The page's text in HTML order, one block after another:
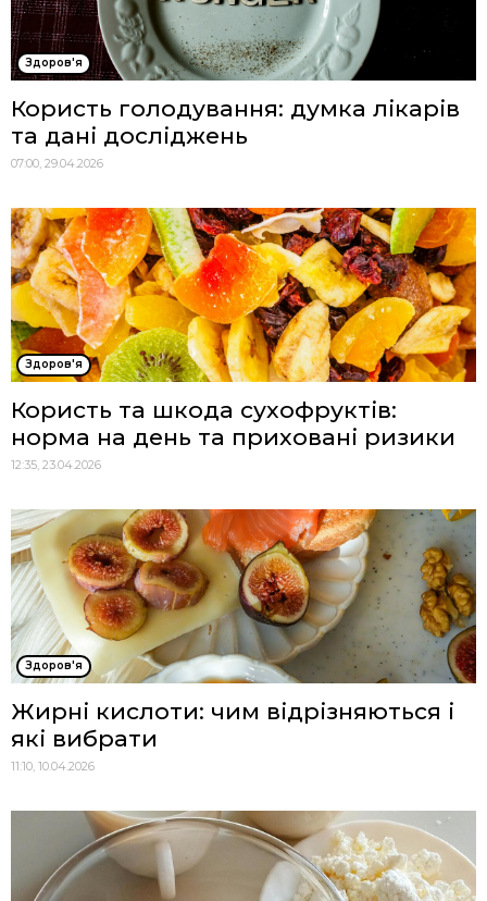
Здоров'я
Користь голодування: думка лікарів
та дані досліджень
07:00, 29.04.2026
Здоров'я
Користь та шкода сухофруктів:
норма на день та приховані ризики
12:35, 23.04.2026
Здоров'я
Жирні кислоти: чим відрізняються і
які вибрати
11:10, 10.04.2026